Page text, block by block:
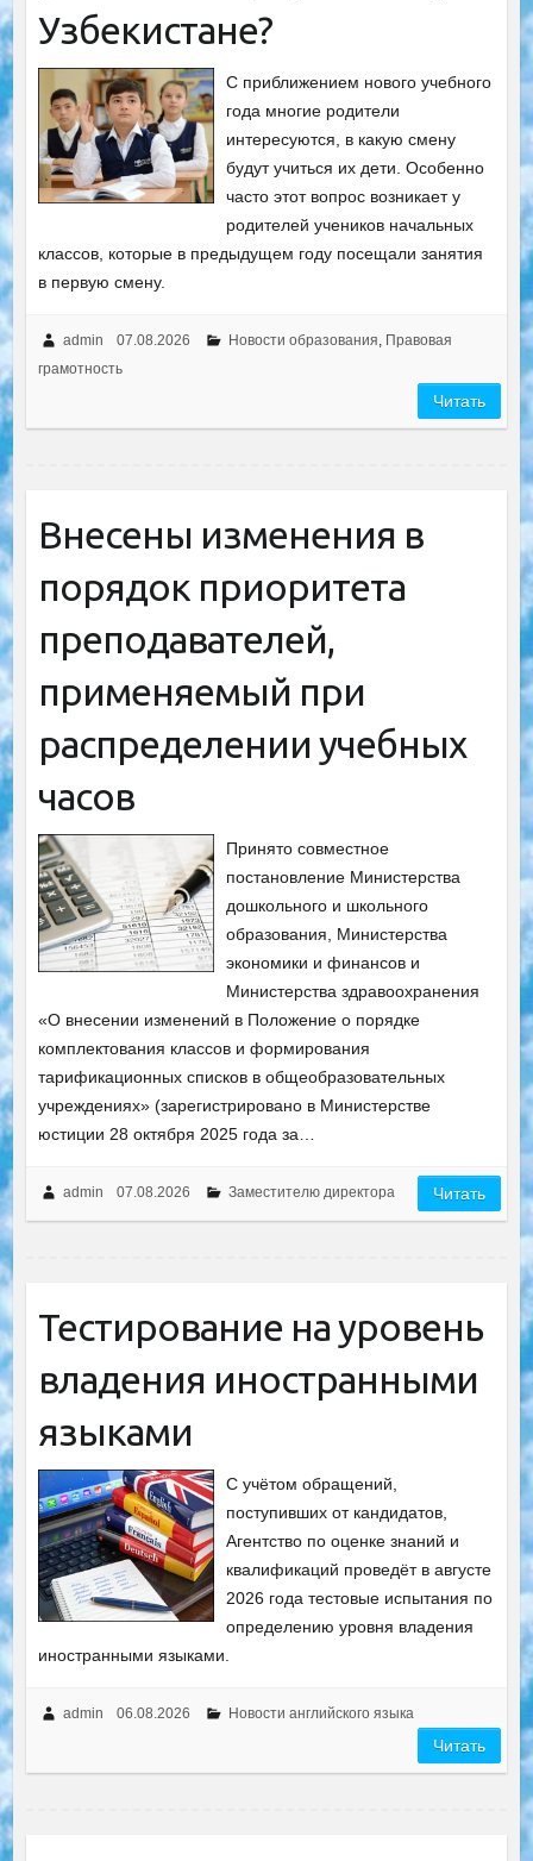
Узбекистане?
С приближением нового учебного
года многие родители
интересуются, в какую смену
будут учиться их дети. Особенно
часто этот вопрос возникает у
родителей учеников начальных
классов, которые в предыдущем году посещали занятия
в первую смену.
admin 07.08.2026 Новости образования Правовая
грамотность
Читать
Внесены изменения в
порядок приоритета
преподавателей,
применяемый при
распределении учебных
часов
Принято совместное
постановление Министерства
дошкольного и школьного
образования, Министерства
экономики и финансов и
Министерства здравоохранения
«О внесении изменений в Положение о порядке
комплектования классов и формирования
тарификационных списков в общеобразовательных
учреждениях» (зарегистрировано в Министерстве
юстиции 28 октября 2025 года за…
admin 07.08.2026 Заместителю директора Читать
Тестирование на уровень
владения иностранными
языками
С учётом обращений,
поступивших от кандидатов,
Агентство по оценке знаний и
квалификаций проведёт в августе
2026 года тестовые испытания по
определению уровня владения
иностранными языками.
admin 06.08.2026 Новости английского языка
Читать